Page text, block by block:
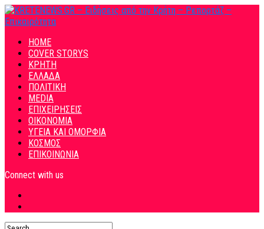
HOME
COVER STORYS
ΚΡΗΤΗ
ΕΛΛΑΔΑ
ΠΟΛΙΤΙΚΗ
MEDIA
ΕΠΙΧΕΙΡΗΣΕΙΣ
ΟΙΚΟΝΟΜΙΑ
ΥΓΕΙΑ ΚΑΙ ΟΜΟΡΦΙΑ
ΚΟΣΜΟΣ
ΕΠΙΚΟΙΝΩΝΙΑ
Connect with us